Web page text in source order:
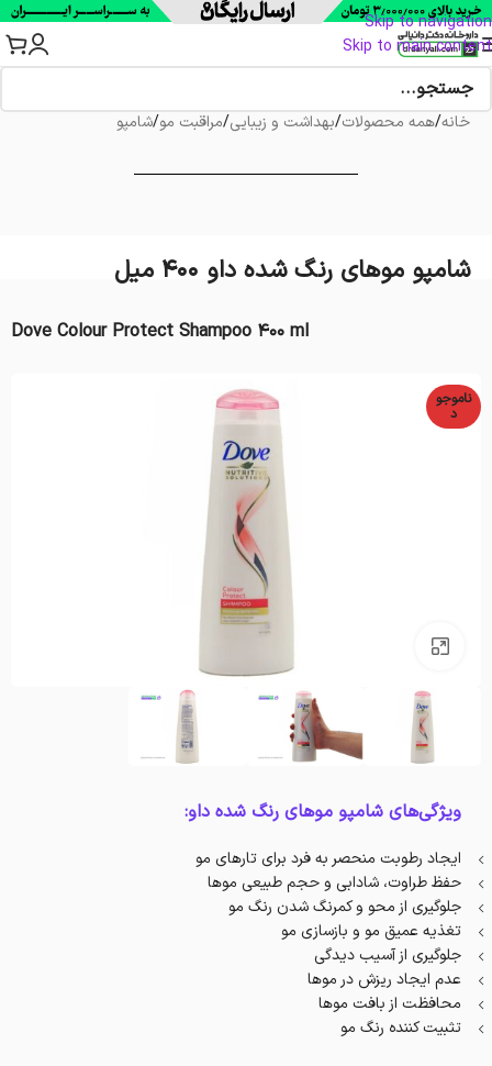
Skip to navigation
Skip to main content
خانه/همه محصولات/بهداشت و زیبایی/مراقبت مو/شامپو
شامپو موهای رنگ شده داو 400 میل
Dove Colour Protect Shampoo 400 ml
ناموجو
د
ویژگی‌های شامپو موهای رنگ شده داو:
ایجاد رطوبت منحصر به فرد برای تارهای مو
حفظ طراوت، شادابی و حجم طبیعی موها
جلوگیری از محو و کمرنگ شدن رنگ مو
تغذیه عمیق مو و بازسازی مو
جلوگیری از آسیب دیدگی
عدم ایجاد ریزش در موها
محافظت از بافت موها
تثبیت کننده رنگ مو